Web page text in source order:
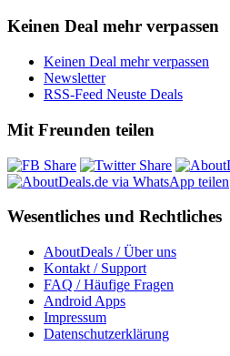
Keinen Deal mehr verpassen
Keinen Deal mehr verpassen
Newsletter
RSS-Feed Neuste Deals
Mit Freunden teilen
Wesentliches und Rechtliches
AboutDeals / Über uns
Kontakt / Support
FAQ / Häufige Fragen
Android Apps
Impressum
Datenschutzerklärung